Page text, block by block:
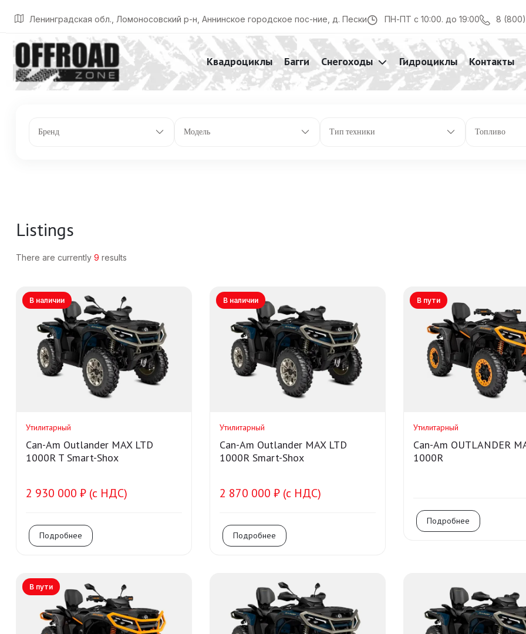
Ленинградская обл., Ломоносовский р-н, Аннинское городское пос-ние, д. Пески ПН-ПТ с 10:00. до 19:00 8
Квадроциклы Багги Снегоходы Гидроциклы Контакты
Главная Listings ДхШхВ: 2520х1232х1432
Бренд Модель Тип техники Топливо
Listings
There are currently 9 results
В наличии
Утилитарный
Can-Am Outlander MAX LTD
1000R T Smart-Shox
2 930 000 ₽ (с НДС)
Подробнее
В наличии
Утилитарный
Can-Am Outlander MAX LTD
1000R Smart-Shox
2 870 000 ₽ (с НДС)
Подробнее
В пути
Утилитарный
Can-Am OUTLANDER
1000R
Подробнее
В пути